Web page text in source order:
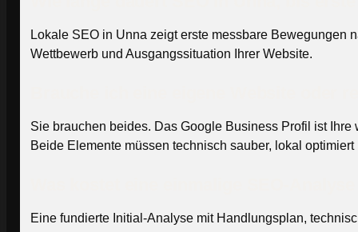
Lokale SEO in Unna zeigt erste messbare Bewegungen
Wettbewerb und Ausgangssituation Ihrer Website.
Sie brauchen beides. Das Google Business Profil ist
Beide Elemente müssen technisch sauber, lokal
Eine fundierte Initial-Analyse mit Handlungsplan,